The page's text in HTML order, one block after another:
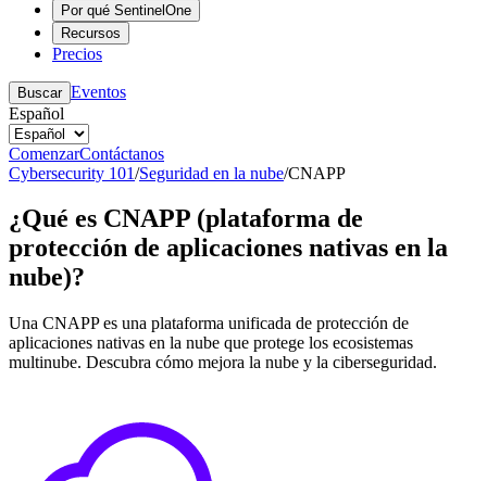
Por qué SentinelOne
Recursos
Precios
Buscar Eventos
Español
ComenzarContáctanos
Cybersecurity 101/Seguridad en la nube/CNAPP
¿Qué es CNAPP (plataforma de
protección de aplicaciones nativas en la
nube)?
Una CNAPP es una plataforma unificada de protección de
aplicaciones nativas en la nube que protege los ecosistemas
multinube. Descubra cómo mejora la nube y la ciberseguridad.